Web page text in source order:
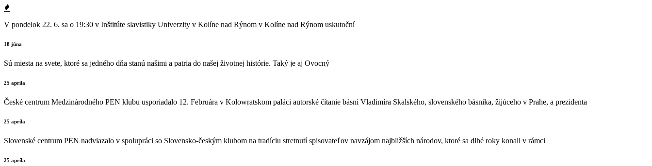
V pondelok 22. 6. sa o 19:30 v Inštitúte slavistiky Univerzity v Kolíne nad Rýnom v Kolíne nad Rýnom uskutoční
18 júna
Sú miesta na svete, ktoré sa jedného dňa stanú našimi a patria do našej životnej histórie. Taký je aj Ovocný
25 apríla
České centrum Medzinárodného PEN klubu usporiadalo 12. Februára v Kolowratskom paláci autorské čítanie básní Vladimíra Skalského, slovenského básnika, žijúceho v Prahe, a prezidenta
25 apríla
Slovenské centrum PEN nadviazalo v spolupráci so Slovensko-českým klubom na tradíciu stretnutí spisovateľov navzájom najbližších národov, ktoré sa dlhé roky konali v rámci
25 apríla